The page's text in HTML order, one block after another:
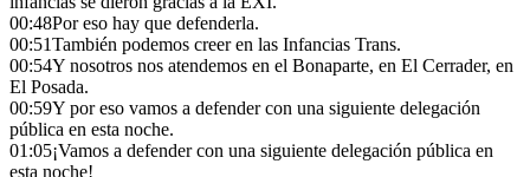
00:48Por eso hay que defenderla.
00:51También podemos creer en las Infancias Trans.
00:54Y nosotros nos atendemos en el Bonaparte, en El Cerrader, en
El Posada.
00:59Y por eso vamos a defender con una siguiente delegación
pública en esta noche.
01:05¡Vamos a defender con una siguiente delegación pública en
esta noche!